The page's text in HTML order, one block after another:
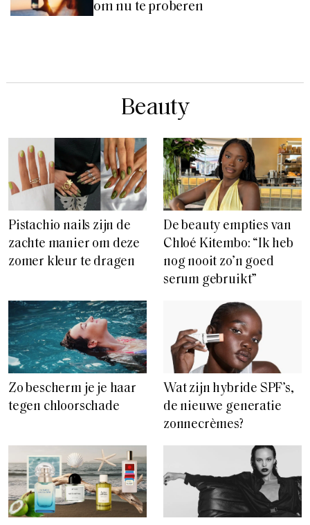
om nu te proberen
Beauty
Pistachio nails zijn de
zachte manier om deze
zomer kleur te dragen
De beauty empties van
Chloé Kitembo: “Ik heb
nog nooit zo’n goed
serum gebruikt”
Zo bescherm je je haar
tegen chloorschade
Wat zijn hybride SPF’s,
de nieuwe generatie
zonnecrèmes?